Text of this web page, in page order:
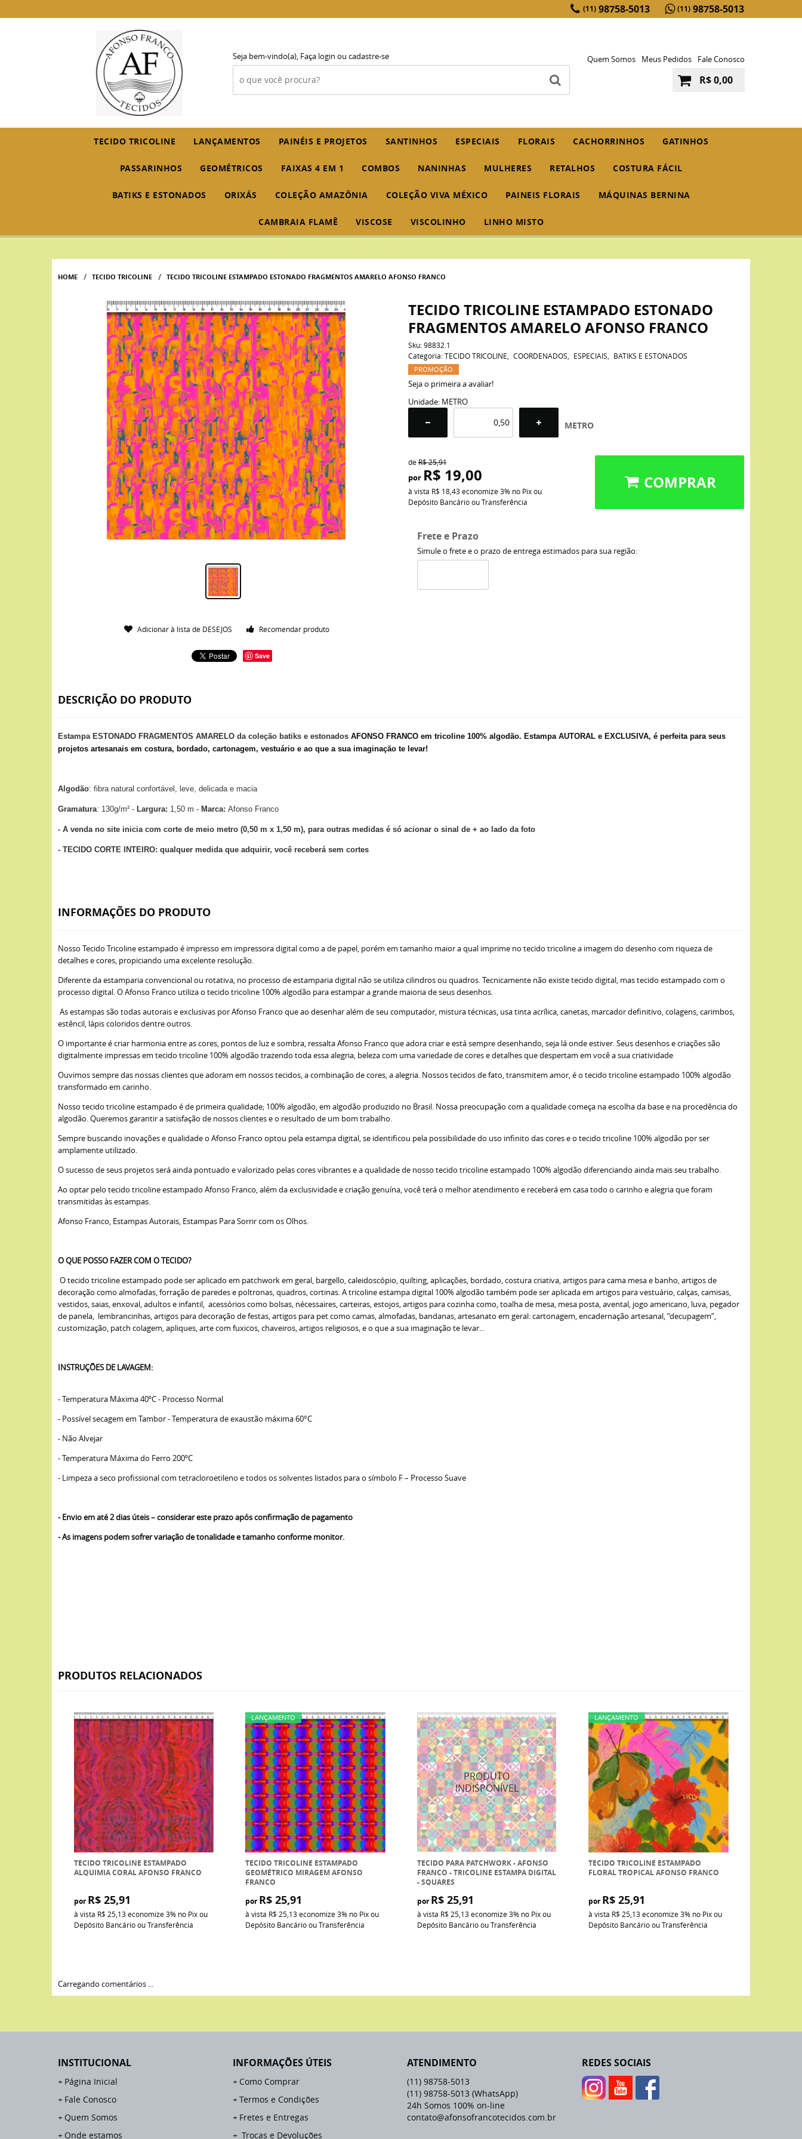
(11) 98758-5013 (11) 98758-5013
Seja bem-vindo(a), Faça login ou cadastre-se Quem Somos Meus Pedidos Fale Conosco
R$ 0,00
TECIDO TRICOLINE LANÇAMENTOS PAINÉIS E PROJETOS SANTINHOS ESPECIAIS FLORAIS CACHORRINHOS GATINHOS
PASSARINHOS GEOMÉTRICOS FAIXAS 4 EM 1 COMBOS NANINHAS MULHERES RETALHOS COSTURA FÁCIL
BATIKS E ESTONADOS ORIXÁS COLEÇÃO AMAZÔNIA COLEÇÃO VIVA MÉXICO PAINEIS FLORAIS MÁQUINAS BERNINA
CAMBRAIA FLAMÊ VISCOSE VISCOLINHO LINHO MISTO
HOME TECIDO TRICOLINE TECIDO TRICOLINE ESTAMPADO ESTONADO FRAGMENTOS AMARELO AFONSO FRANCO
Adicionar à lista de DESEJOS Recomendar produto
Save
TECIDO TRICOLINE ESTAMPADO ESTONADO
FRAGMENTOS AMARELO AFONSO FRANCO
Sku:98832.1
Categoria: TECIDO TRICOLINE COORDENADOS ESPECIAIS BATIKS E ESTONADOS
PROMOÇÃO
Seja o primeira a avaliar!
Unidade: METRO
METRO
deR$ 25,91
por R$ 19,00
à vista R$ 18,43economize3% no Pix ou
Depósito Bancário ou Transferência
COMPRAR
Frete e Prazo
Simule o frete e o prazo de entrega estimados para sua região:
DESCRIÇÃO DO PRODUTO
Estampa ESTONADO FRAGMENTOS AMARELO da coleção batiks e estonados AFONSO FRANCO em tricoline 100% algodão. Estampa AUTORAL e EXCLUSIVA, é perfeita para seus
projetos artesanais em costura, bordado, cartonagem, vestuário e ao que a sua imaginação te levar!
Algodão: fibra natural confortável, leve, delicada e macia
Gramatura: 130g/m² - Largura: 1,50 m - Marca: Afonso Franco
- A venda no site inicia com corte de meio metro (0,50 m x 1,50 m), para outras medidas é só acionar o sinal de + ao lado da foto
- TECIDO CORTE INTEIRO: qualquer medida que adquirir, você receberá sem cortes
INFORMAÇÕES DO PRODUTO
Nosso Tecido Tricoline estampado é impresso em impressora digital como a de papel, porém em tamanho maior a qual imprime no tecido tricoline a imagem do desenho com riqueza de
detalhes e cores, propiciando uma excelente resolução.
Diferente da estamparia convencional ou rotativa, no processo de estamparia digital não se utiliza cilindros ou quadros. Tecnicamente não existe tecido digital, mas tecido estampado com o
processo digital. O Afonso Franco utiliza o tecido tricoline 100% algodão para estampar a grande maioria de seus desenhos.
As estampas são todas autorais e exclusivas por Afonso Franco que ao desenhar além de seu computador, mistura técnicas, usa tinta acrílica, canetas, marcador definitivo, colagens, carimbos,
estêncil, lápis coloridos dentre outros.
O importante é criar harmonia entre as cores, pontos de luz e sombra, ressalta Afonso Franco que adora criar e está sempre desenhando, seja lá onde estiver. Seus desenhos e criações são
digitalmente impressas em tecido tricoline 100% algodão trazendo toda essa alegria, beleza com uma variedade de cores e detalhes que despertam em você a sua criatividade
Ouvimos sempre das nossas clientes que adoram em nossos tecidos, a combinação de cores, a alegria. Nossos tecidos de fato, transmitem amor, é o tecido tricoline estampado 100% algodão
transformado em carinho.
Nosso tecido tricoline estampado é de primeira qualidade; 100% algodão, em algodão produzido no Brasil. Nossa preocupação com a qualidade começa na escolha da base e na procedência do
algodão. Queremos garantir a satisfação de nossos clientes e o resultado de um bom trabalho.
Sempre buscando inovações e qualidade o Afonso Franco optou pela estampa digital, se identificou pela possibilidade do uso infinito das cores e o tecido tricoline 100% algodão por ser
amplamente utilizado.
O sucesso de seus projetos será ainda pontuado e valorizado pelas cores vibrantes e a qualidade de nosso tecido tricoline estampado 100% algodão diferenciando ainda mais seu trabalho.
Ao optar pelo tecido tricoline estampado Afonso Franco, além da exclusividade e criação genuína, você terá o melhor atendimento e receberá em casa todo o carinho e alegria que foram
transmitidas às estampas.
Afonso Franco, Estampas Autorais, Estampas Para Sorrir com os Olhos.
O QUE POSSO FAZER COM O TECIDO?
O tecido tricoline estampado pode ser aplicado em patchwork em geral, bargello, caleidoscópio, quilting, aplicações, bordado, costura criativa, artigos para cama mesa e banho, artigos de
decoração como almofadas, forração de paredes e poltronas, quadros, cortinas. A tricoline estampa digital 100% algodão também pode ser aplicada em artigos para vestuário, calças, camisas,
vestidos, saias, enxoval, adultos e infantil, acessórios como bolsas, nécessaires, carteiras, estojos, artigos para cozinha como, toalha de mesa, mesa posta, avental, jogo americano, luva, pegador
de panela, lembrancinhas, artigos para decoração de festas, artigos para pet como camas, almofadas, bandanas, artesanato em geral: cartonagem, encadernação artesanal, “decupagem”,
customização, patch colagem, apliques, arte com fuxicos, chaveiros, artigos religiosos, e o que a sua imaginação te levar...
INSTRUÇÕES DE LAVAGEM:
- Temperatura Máxima 40ºC - Processo Normal
- Possível secagem em Tambor - Temperatura de exaustão máxima 60°C
- Não Alvejar
- Temperatura Máxima do Ferro 200ºC
- Limpeza a seco profissional com tetracloroetileno e todos os solventes listados para o símbolo F – Processo Suave
- Envio em até 2 dias úteis – considerar este prazo após confirmação de pagamento
- As imagens podem sofrer variação de tonalidade e tamanho conforme monitor.
PRODUTOS RELACIONADOS
TECIDO TRICOLINE ESTAMPADO
ALQUIMIA CORAL AFONSO FRANCO
por R$ 25,91
à vista R$ 25,13economize3% no Pix ou
Depósito Bancário ou Transferência
LANÇAMENTO
TECIDO TRICOLINE ESTAMPADO
GEOMÉTRICO MIRAGEM AFONSO
FRANCO
por R$ 25,91
à vista R$ 25,13economize3% no Pix ou
Depósito Bancário ou Transferência
TECIDO PARA PATCHWORK - AFONSO
FRANCO - TRICOLINE ESTAMPA DIGITAL
- SQUARES
por R$ 25,91
à vista R$ 25,13economize3% no Pix ou
Depósito Bancário ou Transferência
LANÇAMENTO
TECIDO TRICOLINE ESTAMPADO
FLORAL TROPICAL AFONSO FRANCO
por R$ 25,91
à vista R$ 25,13economize3% no Pix ou
Depósito Bancário ou Transferência
Carregando comentários ...
INSTITUCIONAL
Página Inicial
Fale Conosco
Quem Somos
Onde estamos
INFORMAÇÕES ÚTEIS
Como Comprar
Termos e Condições
Fretes e Entregas
Trocas e Devoluções
ATENDIMENTO
(11) 98758-5013
(11) 98758-5013 (WhatsApp)
24h Somos 100% on-line
contato@afonsofrancotecidos.com.br
REDES SOCIAIS